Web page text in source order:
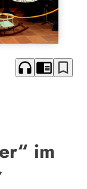
headphones chrome_reader_mode bookmark_border
im